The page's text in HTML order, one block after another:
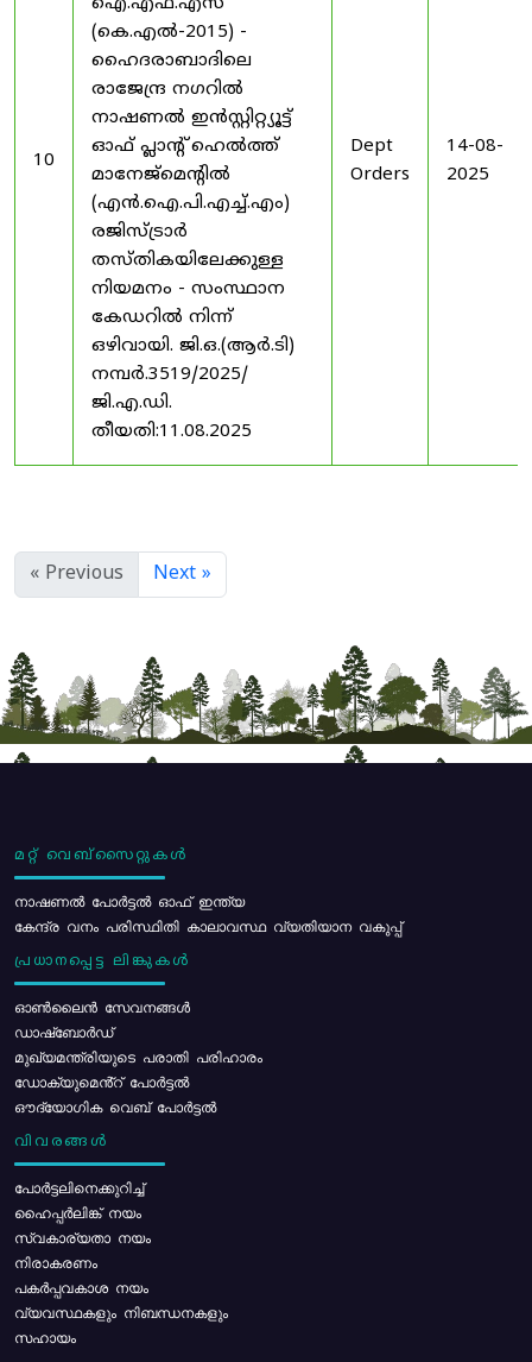
10
(കെ.എൽ-2015) -
ഹൈദരാബാദിലെ
രാജേന്ദ്ര നഗറിൽ
നാഷണൽ ഇൻസ്റ്റിറ്റ്യൂട്ട്
ഓഫ് പ്ലാന്റ് ഹെൽത്ത്
മാനേജ്‌മെന്റിൽ
(എൻ.ഐ.പി.എച്ച്.എം)
രജിസ്ട്രാർ
തസ്തികയിലേക്കുള്ള
നിയമനം - സംസ്ഥാന
കേഡറിൽ നിന്ന്
ഒഴിവായി. ജി.ഒ.(ആർ.ടി)
നമ്പർ.3519/2025/
ജി.എ.ഡി.
തീയതി:11.08.2025
Dept
Orders
14-08-
2025
« Previous Next »
മറ്റ് വെബ്സൈറ്റുകൾ
നാഷണൽ പോർട്ടൽ ഓഫ് ഇന്ത്യ
കേന്ദ്ര വനം പരിസ്ഥിതി കാലാവസ്ഥ വ്യതിയാന വകുപ്പ്
പ്രധാനപ്പെട്ട ലിങ്കുകൾ
ഓൺലൈൻ സേവനങ്ങൾ
ഡാഷ്ബോർഡ്
മുഖ്യമന്ത്രിയുടെ പരാതി പരിഹാരം
ഡോക്യുമെൻ്റ് പോർട്ടൽ
ഔദ്യോഗിക വെബ് പോർട്ടൽ
വിവരങ്ങൾ
പോര്‍ട്ടലിനെക്കുറിച്ച്
ഹൈപ്പർലിങ്ക് നയം
സ്വകാര്യതാ നയം
നിരാകരണം
പകർപ്പവകാശ നയം
വ്യവസ്ഥകളും നിബന്ധനകളും
സഹായം